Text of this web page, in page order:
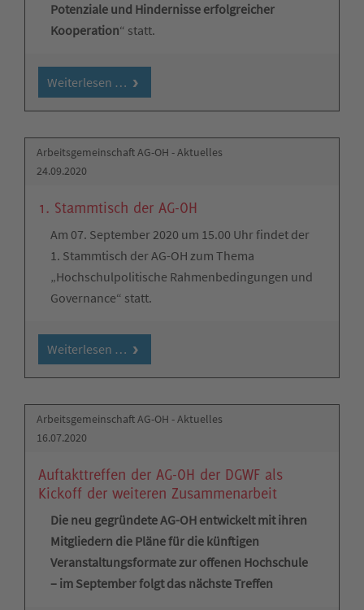
Potenziale und Hindernisse erfolgreicher
Kooperation“ statt.
Weiterlesen …
Arbeitsgemeinschaft AG-OH - Aktuelles
24.09.2020
1. Stammtisch der AG-OH
Am 07. September 2020 um 15.00 Uhr findet der
1. Stammtisch der AG-OH zum Thema
„Hochschulpolitische Rahmenbedingungen und
Governance“ statt.
Weiterlesen …
Arbeitsgemeinschaft AG-OH - Aktuelles
16.07.2020
Auftakttreffen der AG-OH der DGWF als
Kickoff der weiteren Zusammenarbeit
Die neu gegründete AG-OH entwickelt mit ihren
Mitgliedern die Pläne für die künftigen
Veranstaltungsformate zur offenen Hochschule
– im September folgt das nächste Treffen